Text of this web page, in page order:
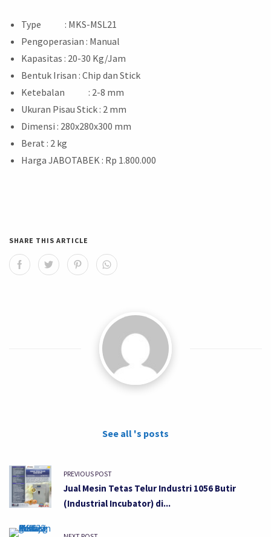
Type : MKS-MSL21
Pengoperasian : Manual
Kapasitas : 20-30 Kg/Jam
Bentuk Irisan : Chip dan Stick
Ketebalan : 2-8 mm
Ukuran Pisau Stick : 2 mm
Dimensi : 280x280x300 mm
Berat : 2 kg
Harga JABOTABEK : Rp 1.800.000
SHARE THIS ARTICLE
See all 's posts
PREVIOUS POST
Jual Mesin Tetas Telur Industri 1056 Butir
(Industrial Incubator) di...